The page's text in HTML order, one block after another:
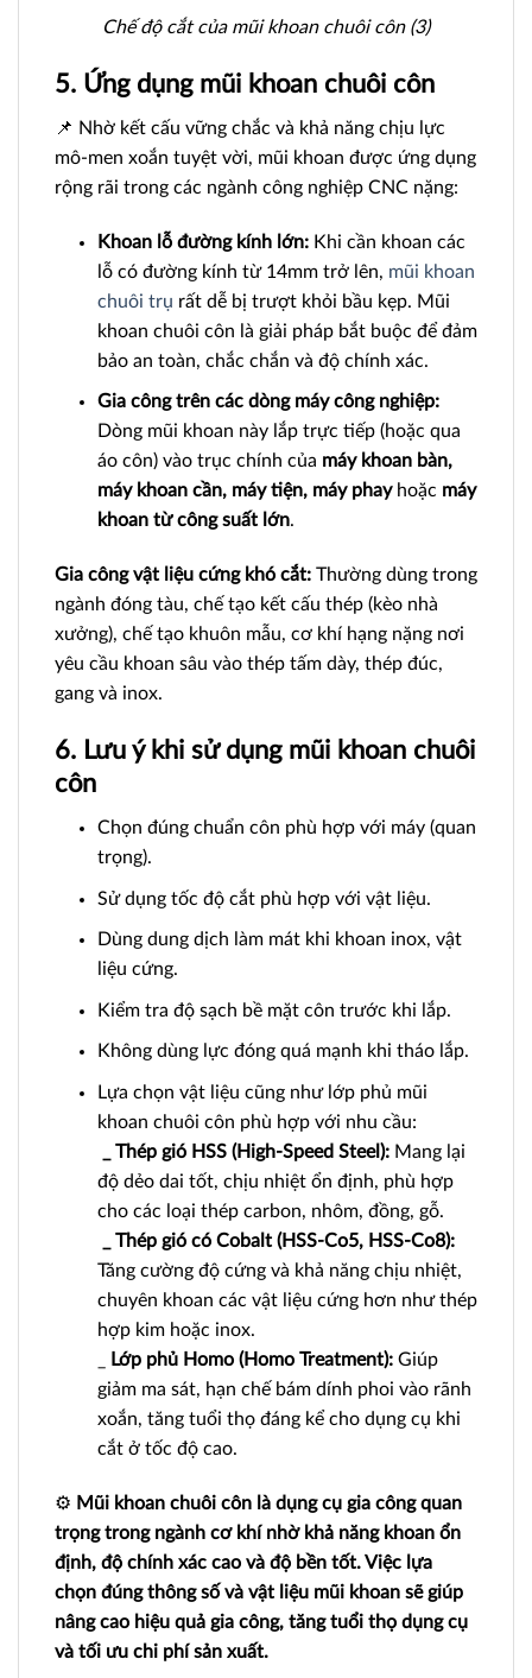
Chế độ cắt của mũi khoan chuôi côn (3)
5. Ứng dụng mũi khoan chuôi côn
📌 Nhờ kết cấu vững chắc và khả năng chịu lực
mô-men xoắn tuyệt vời, mũi khoan được ứng dụng
rộng rãi trong các ngành công nghiệp CNC nặng:
Khoan lỗ đường kính lớn:Khi cần khoan các
lỗ có đường kính từ 14mm trở lên, mũi khoan
chuôi trụ rất dễ bị trượt khỏi bầu kẹp. Mũi
khoan chuôi côn là giải pháp bắt buộc để đảm
bảo an toàn, chắc chắn và độ chính xác.
Gia công trên các dòng máy công nghiệp:
Dòng mũi khoan này lắp trực tiếp (hoặc qua
áo côn) vào trục chính của máy khoan bàn,
máy khoan cần, máy tiện, máy phayhoặc máy
khoan từ công suất lớn.
Gia công vật liệu cứng khó cắt: Thường dùng trong
ngành đóng tàu, chế tạo kết cấu thép (kèo nhà
xưởng), chế tạo khuôn mẫu, cơ khí hạng nặng nơi
yêu cầu khoan sâu vào thép tấm dày, thép đúc,
gang và inox.
6. Lưu ý khi sử dụng mũi khoan chuôi
côn
Chọn đúng chuẩn côn phù hợp với máy (quan
trọng).
Sử dụng tốc độ cắt phù hợp với vật liệu.
Dùng dung dịch làm mát khi khoan inox, vật
liệu cứng.
Kiểm tra độ sạch bề mặt côn trước khi lắp.
Không dùng lực đóng quá mạnh khi tháo lắp.
Lựa chọn vật liệu cũng như lớp phủ mũi
khoan chuôi côn phù hợp với nhu cầu:
_ Thép gió HSS (High-Speed Steel):Mang lại
độ dẻo dai tốt, chịu nhiệt ổn định, phù hợp
cho các loại thép carbon, nhôm, đồng, gỗ.
_ Thép gió có Cobalt (HSS-Co5, HSS-Co8):
Tăng cường độ cứng và khả năng chịu nhiệt,
chuyên khoan các vật liệu cứng hơn như thép
hợp kim hoặc inox.
Lớp phủ Homo (Homo Treatment):Giúp
giảm ma sát, hạn chế bám dính phoi vào rãnh
xoắn, tăng tuổi thọ đáng kể cho dụng cụ khi
cắt ở tốc độ cao.
⚙️ Mũi khoan chuôi côn là dụng cụ gia công quan
trọng trong ngành cơ khí nhờ khả năng khoan ổn
định, độ chính xác cao và độ bền tốt. Việc lựa
chọn đúng thông số và vật liệu mũi khoan sẽ giúp
nâng cao hiệu quả gia công, tăng tuổi thọ dụng cụ
và tối ưu chi phí sản xuất.